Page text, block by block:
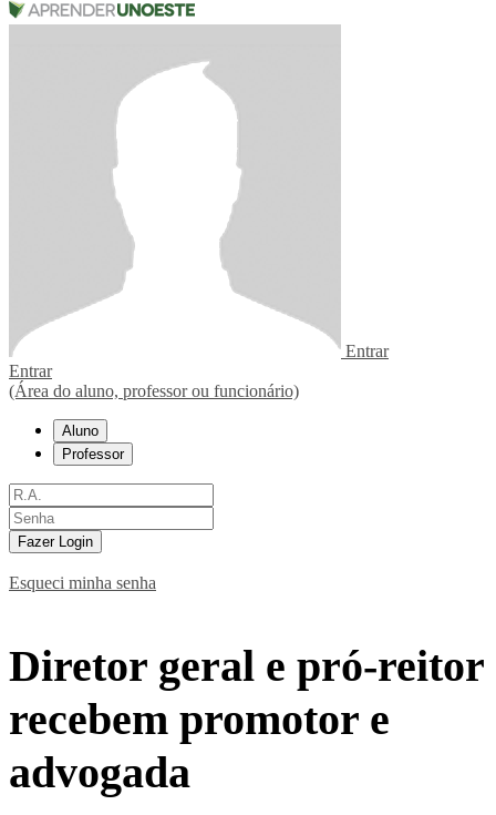
Entrar
Entrar
(Área do aluno, professor ou funcionário)
Aluno
Professor
Fazer Login
Esqueci minha senha
Diretor geral e pró-reitor
recebem promotor e
advogada